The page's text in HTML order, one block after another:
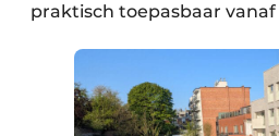
praktisch toepasbaar